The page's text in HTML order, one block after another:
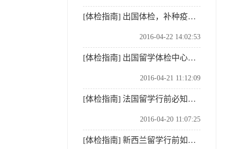
[体检指南] 出国体检，补种疫苗不能少！
2016-04-22 14:02:53
[体检指南] 出国留学体检中心在哪
2016-04-21 11:12:09
[体检指南] 法国留学行前必知体检项目
2016-04-20 11:07:25
[体检指南] 新西兰留学行前如何准备体检